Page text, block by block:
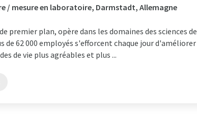
/ mesure en laboratoire, Darmstadt, Allemagne
plan, opère dans les domaines des sciences de
de 62 000 employés s'efforcent chaque jour d'améliorer
de vie plus agréables et plus ...